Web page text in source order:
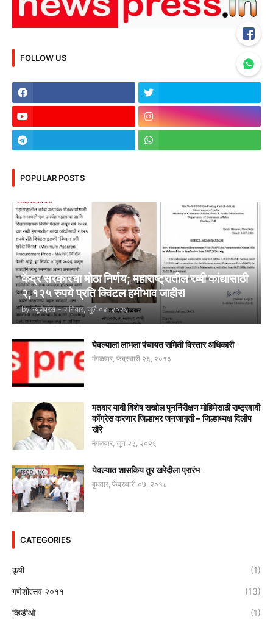
FOLLOW US
POPULAR POSTS
केंद्र सरकारचा मोठा निर्णय; महाराष्ट्रातील रब्बी कांद्यासाठी
२,१२५ रुपये प्रति क्विंटल हमीभाव जाहीर!
by न्यूजप्रेस - शनिवार, जुलै ०४, २०२६
येवल्याला लाभला पंचायत समिती विस्तार अधिकारी
मंगळवार, फेब्रुवारी २६, २०१३
मतदार यादी विशेष सखोल पुनर्निरीक्षण मोहिमेसाठी राष्ट्रवादी
काँग्रेस करणार जिल्हाभर जनजागृती – जिल्हाध्यक्ष दिलीप
खैरे
मंगळवार, जून २३, २०२६
येवल्यात शासकिय तुर खरेदीला प्रारंभ
बुधवार, फेब्रुवारी ०७, २०१८
CATEGORIES
कृषी (1)
गणेशोत्सव २०११ (13)
व्हिडीओ (1)